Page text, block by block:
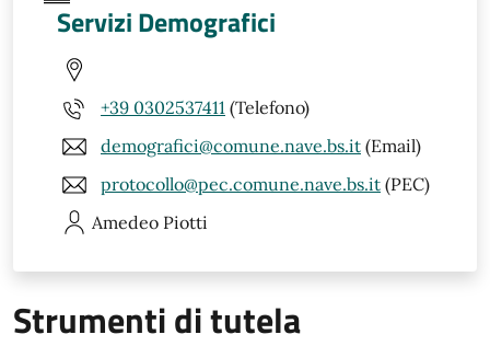
Servizi Demografici
+39 0302537411 (Telefono)
demografici@comune.nave.bs.it (Email)
protocollo@pec.comune.nave.bs.it (PEC)
Amedeo Piotti
Strumenti di tutela